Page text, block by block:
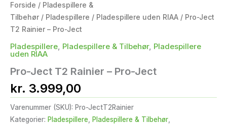
Forside / Pladespillere &
Tilbehør / Pladespillere / Pladespillere uden RIAA / Pro-Ject
T2 Rainier – Pro-Ject
Pladespillere, Pladespillere & Tilbehør, Pladespillere
uden RIAA
Pro-Ject T2 Rainier – Pro-Ject
kr. 3.999,00
Varenummer (SKU): Pro-JectT2Rainier
Kategorier: Pladespillere Pladespillere & Tilbehør